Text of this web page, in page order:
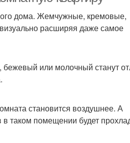
дома. Жемчужные, кремовые,
расширяя даже самое
или молочный станут
становится воздушнее. А
в таком помещении будет